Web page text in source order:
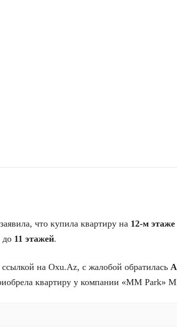
что купила квартиру на 12-м этаже
до 11 этажей.
ссылкой на Oxu.Az, с жалобой обратилась
квартиру у компании «MM Park»